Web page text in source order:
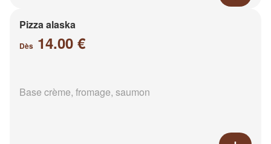
Pizza alaska
Dès 14.00 €
Base crème, fromage, saumon